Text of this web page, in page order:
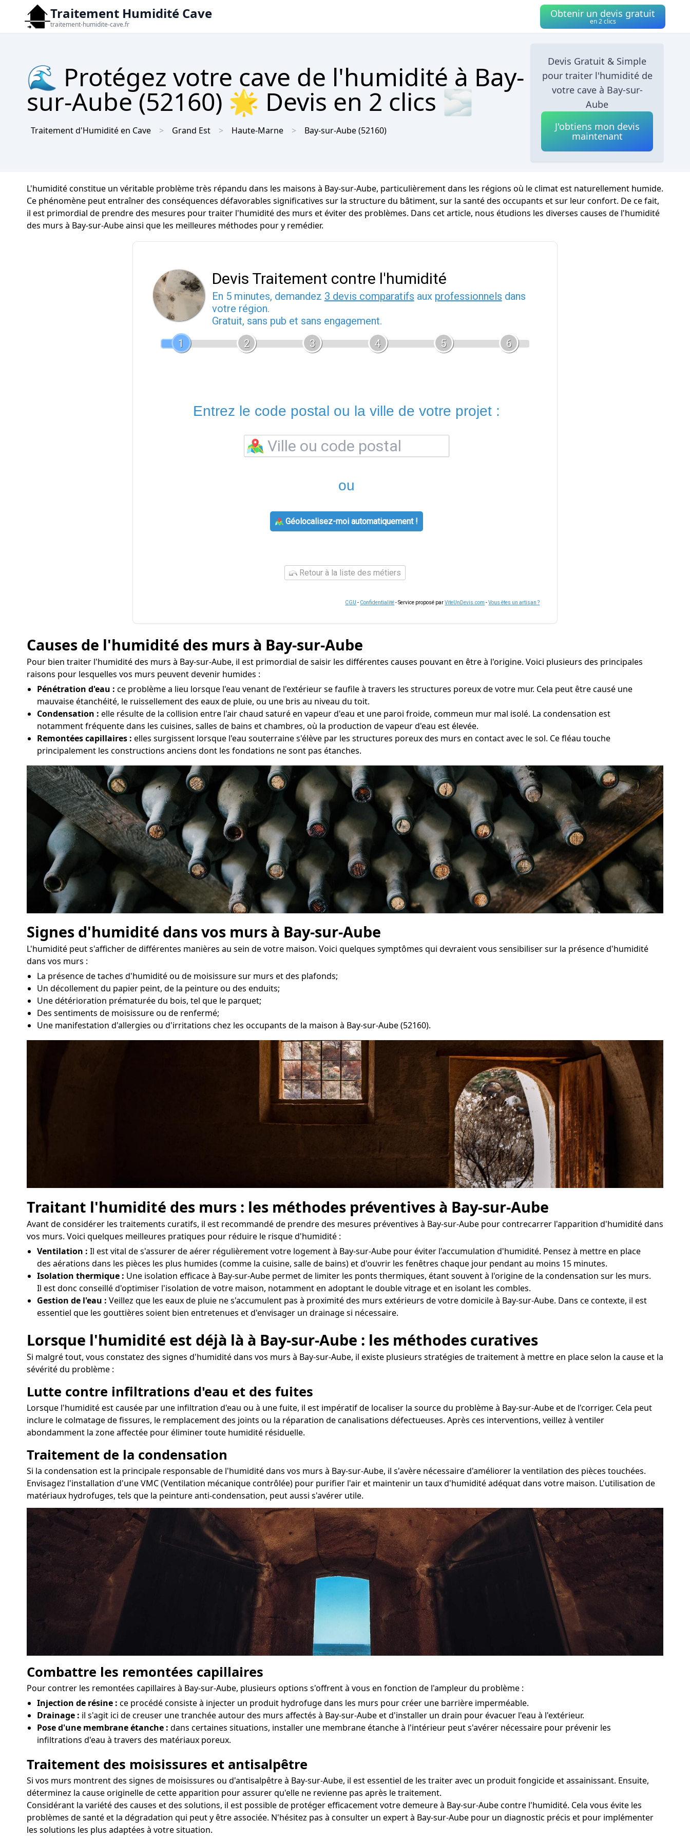
Traitement Humidité Cave
traitement-humidite-cave.fr
Obtenir un devis gratuit
en 2 clics
🌊 Protégez votre cave de l'humidité à Bay-
sur-Aube (52160) 🌟 Devis en 2 clics 🌫
Traitement d'Humidité en Cave Grand Est Haute-Marne Bay-sur-Aube(52160)
Devis Gratuit & Simple
pour traiter l'humidité de
votre cave à Bay-sur-
Aube
J'obtiens mon devis
maintenant
L'humidité constitue un véritable problème très répandu dans les maisons à Bay-sur-Aube, particulièrement dans les régions où le climat est naturellement humide.
Ce phénomène peut entraîner des conséquences défavorables significatives sur la structure du bâtiment, sur la santé des occupants et sur leur confort. De ce fait,
il est primordial de prendre des mesures pour traiter l'humidité des murs et éviter des problèmes. Dans cet article, nous étudions les diverses causes de l'humidité
des murs à Bay-sur-Aube ainsi que les meilleures méthodes pour y remédier.
Devis Traitement contre l'humidité
En 5 minutes, demandez 3 devis comparatifs aux professionnels dans
votre région.
Gratuit, sans pub et sans engagement.
1
2 3 4 5 6
Entrez le code postal ou la ville de votre projet :
ou
Géolocalisez-moi automatiquement !
Retour à la liste des métiers
CGU - Confidentialité- Service proposé parViteUnDevis.com -Vous êtes un artisan ?
Causes de l'humidité des murs à Bay-sur-Aube
Pour bien traiter l'humidité des murs à Bay-sur-Aube, il est primordial de saisir les différentes causes pouvant en être à l'origine. Voici plusieurs des principales
raisons pour lesquelles vos murs peuvent devenir humides :
Pénétration d'eau : ce problème a lieu lorsque l'eau venant de l'extérieur se faufile à travers les structures poreux de votre mur. Cela peut être causé une
mauvaise étanchéité, le ruissellement des eaux de pluie, ou une bris au niveau du toit.
Condensation : elle résulte de la collision entre l'air chaud saturé en vapeur d'eau et une paroi froide, commeun mur mal isolé. La condensation est
notamment fréquente dans les cuisines, salles de bains et chambres, où la production de vapeur d'eau est élevée.
Remontées capillaires : elles surgissent lorsque l'eau souterraine s'élève par les structures poreux des murs en contact avec le sol. Ce fléau touche
principalement les constructions anciens dont les fondations ne sont pas étanches.
Signes d'humidité dans vos murs à Bay-sur-Aube
L'humidité peut s'afficher de différentes manières au sein de votre maison. Voici quelques symptômes qui devraient vous sensibiliser sur la présence d'humidité
dans vos murs :
La présence de taches d'humidité ou de moisissure sur murs et des plafonds;
Un décollement du papier peint, de la peinture ou des enduits;
Une détérioration prématurée du bois, tel que le parquet;
Des sentiments de moisissure ou de renfermé;
Une manifestation d'allergies ou d'irritations chez les occupants de la maison à Bay-sur-Aube (52160).
Traitant l'humidité des murs : les méthodes préventives à Bay-sur-Aube
Avant de considérer les traitements curatifs, il est recommandé de prendre des mesures préventives à Bay-sur-Aube pour contrecarrer l'apparition d'humidité dans
vos murs. Voici quelques meilleures pratiques pour réduire le risque d'humidité :
Ventilation : Il est vital de s'assurer de aérer régulièrement votre logement à Bay-sur-Aube pour éviter l'accumulation d'humidité. Pensez à mettre en place
des aérations dans les pièces les plus humides (comme la cuisine, salle de bains) et d'ouvrir les fenêtres chaque jour pendant au moins 15 minutes.
Isolation thermique : Une isolation efficace à Bay-sur-Aube permet de limiter les ponts thermiques, étant souvent à l'origine de la condensation sur les murs.
Il est donc conseillé d'optimiser l'isolation de votre maison, notamment en adoptant le double vitrage et en isolant les combles.
Gestion de l'eau : Veillez que les eaux de pluie ne s'accumulent pas à proximité des murs extérieurs de votre domicile à Bay-sur-Aube. Dans ce contexte, il est
essentiel que les gouttières soient bien entretenues et d'envisager un drainage si nécessaire.
Lorsque l'humidité est déjà là à Bay-sur-Aube : les méthodes curatives
Si malgré tout, vous constatez des signes d'humidité dans vos murs à Bay-sur-Aube, il existe plusieurs stratégies de traitement à mettre en place selon la cause et la
sévérité du problème :
Lutte contre infiltrations d'eau et des fuites
Lorsque l'humidité est causée par une infiltration d'eau ou à une fuite, il est impératif de localiser la source du problème à Bay-sur-Aube et de l'corriger. Cela peut
inclure le colmatage de fissures, le remplacement des joints ou la réparation de canalisations défectueuses. Après ces interventions, veillez à ventiler
abondamment la zone affectée pour éliminer toute humidité résiduelle.
Traitement de la condensation
Si la condensation est la principale responsable de l'humidité dans vos murs à Bay-sur-Aube, il s'avère nécessaire d'améliorer la ventilation des pièces touchées.
Envisagez l'installation d'une VMC (Ventilation mécanique contrôlée) pour purifier l'air et maintenir un taux d'humidité adéquat dans votre maison. L'utilisation de
matériaux hydrofuges, tels que la peinture anti-condensation, peut aussi s'avérer utile.
Combattre les remontées capillaires
Pour contrer les remontées capillaires à Bay-sur-Aube, plusieurs options s'offrent à vous en fonction de l'ampleur du problème :
Injection de résine : ce procédé consiste à injecter un produit hydrofuge dans les murs pour créer une barrière imperméable.
Drainage : il s'agit ici de creuser une tranchée autour des murs affectés à Bay-sur-Aube et d'installer un drain pour évacuer l'eau à l'extérieur.
Pose d'une membrane étanche : dans certaines situations, installer une membrane étanche à l'intérieur peut s'avérer nécessaire pour prévenir les
infiltrations d'eau à travers des matériaux poreux.
Traitement des moisissures et antisalpêtre
Si vos murs montrent des signes de moisissures ou d'antisalpêtre à Bay-sur-Aube, il est essentiel de les traiter avec un produit fongicide et assainissant. Ensuite,
déterminez la cause originelle de cette apparition pour assurer qu'elle ne revienne pas après le traitement.
Considérant la variété des causes et des solutions, il est possible de protéger efficacement votre demeure à Bay-sur-Aube contre l'humidité. Cela vous évite les
problèmes de santé et la dégradation qui peut y être associée. N'hésitez pas à consulter un expert à Bay-sur-Aube pour un diagnostic précis et pour implémenter
les solutions les plus adaptées à votre situation.